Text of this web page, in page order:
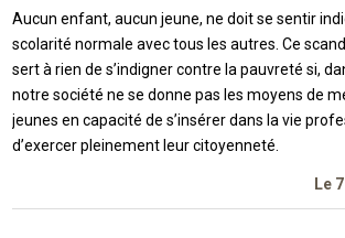
Aucun enfant, aucun jeune, ne doit se sentir
scolarité normale avec tous les autres. Ce
sert à rien de s’indigner contre la pauvreté si,
notre société ne se donne pas les moyens de
jeunes en capacité de s’insérer dans la vie
d’exercer pleinement leur citoyenneté.
Le